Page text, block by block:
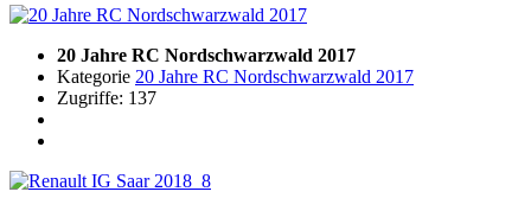
20 Jahre RC Nordschwarzwald 2017
Kategorie 20 Jahre RC Nordschwarzwald 2017
Zugriffe: 137